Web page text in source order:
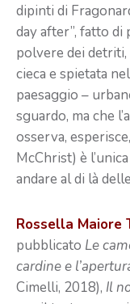
dipinti di
day after”, fatto di
polvere dei detriti,
cieca e spietata
paesaggio –
sguardo, ma che
osserva,
McChrist) è
andare al di là
Rossella Maiore
pubblicato Le
cardine e
Cimelli, 2018), Il